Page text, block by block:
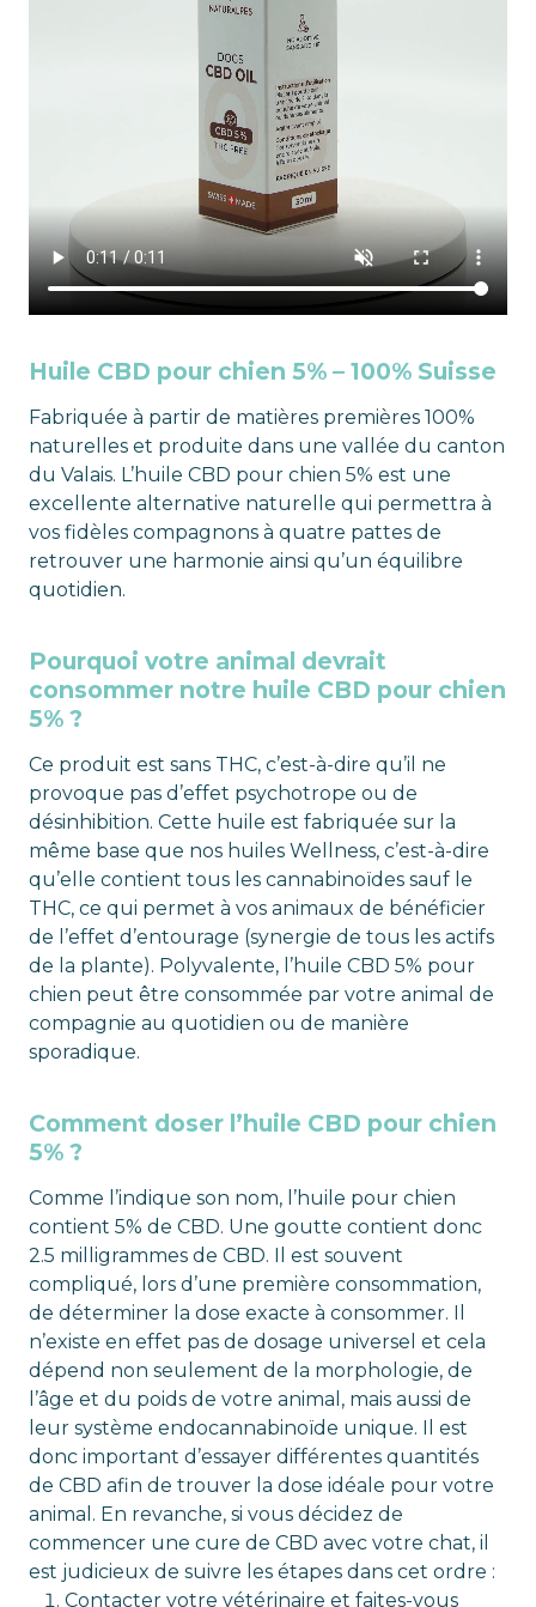
Huile CBD pour chien 5% – 100% Suisse
Fabriquée à partir de matières premières 100%
naturelles et produite dans une vallée du canton
du Valais. L’huile CBD pour chien 5% est une
excellente alternative naturelle qui permettra à
vos fidèles compagnons à quatre pattes de
retrouver une harmonie ainsi qu’un équilibre
quotidien.
Pourquoi votre animal devrait
consommer notre huile CBD pour chien
5% ?
Ce produit est sans THC, c’est-à-dire qu’il ne
provoque pas d’effet psychotrope ou de
désinhibition. Cette huile est fabriquée sur la
même base que nos huiles Wellness, c’est-à-dire
qu’elle contient tous les cannabinoïdes sauf le
THC, ce qui permet à vos animaux de bénéficier
de l’effet d’entourage (synergie de tous les actifs
de la plante). Polyvalente, l’huile CBD 5% pour
chien peut être consommée par votre animal de
compagnie au quotidien ou de manière
sporadique.
Comment doser l’huile CBD pour chien
5% ?
Comme l’indique son nom, l’huile pour chien
contient 5% de CBD. Une goutte contient donc
2.5 milligrammes de CBD. Il est souvent
compliqué, lors d’une première consommation,
de déterminer la dose exacte à consommer. Il
n’existe en effet pas de dosage universel et cela
dépend non seulement de la morphologie, de
l’âge et du poids de votre animal, mais aussi de
leur système endocannabinoïde unique. Il est
donc important d’essayer différentes quantités
de CBD afin de trouver la dose idéale pour votre
animal. En revanche, si vous décidez de
commencer une cure de CBD avec votre chat, il
est judicieux de suivre les étapes dans cet ordre :
Contacter votre vétérinaire et faites-vous